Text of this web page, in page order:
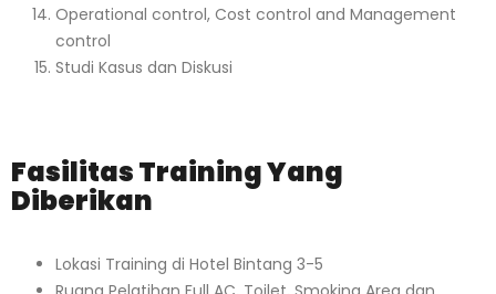
Operational control, Cost control and Management
control
Studi Kasus dan Diskusi
Fasilitas Training Yang
Diberikan
Lokasi Training di Hotel Bintang 3-5